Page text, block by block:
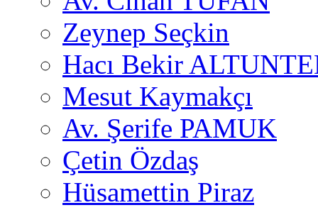
Zeynep Seçkin
Hacı Bekir
Mesut Kaymakçı
Av. Şerife PAMUK
Çetin Özdaş
Hüsamettin Piraz